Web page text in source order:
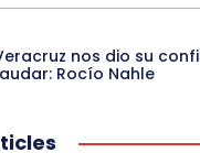
nos dio su
Rocío Nahle